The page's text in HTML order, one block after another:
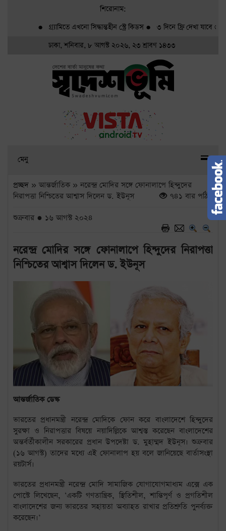
শিরোনাম:
গ্র্যামিতে এখনো সিদ্ধান্তহীন স্ট্রে কিডস●৩ দিনে ফ্রি দেখা যাবে ৬
ঢাকা, শনিবার, ৮ আগস্ট ২০২৬, ২৩ শ্রাবণ ১৪৩৩
মেনু
প্রচ্ছদ » আন্তর্জাতিক » নরেন্দ্র মোদির সঙ্গে ফোনালাপে হিন্দুদের
নিরাপত্তা নিশ্চিতের আশ্বাস দিলেন ড. ইউনূস
৭৪১ বার পঠিত
শুক্রবার ● ১৬ আগস্ট ২০২৪
নরেন্দ্র মোদির সঙ্গে ফোনালাপে হিন্দুদের নিরাপত্তা
নিশ্চিতের আশ্বাস দিলেন ড. ইউনূস
আন্তর্জাতিক ডেস্ক
ভারতের প্রধানমন্ত্রী নরেন্দ্র মোদিকে ফোন করে বাংলাদেশে হিন্দুদের
সুরক্ষা ও নিরাপত্তার বিষয়ে নয়াদিল্লিকে আশ্বস্ত করেছেন বাংলাদেশের
অন্তর্বর্তীকালীন সরকারের প্রধান উপদেষ্টা ড. মুহাম্মদ ইউনূস। শুক্রবার
(১৬ আগস্ট) তাদের মধ্যে এই ফোনালাপ হয় বলে জানিয়েছে বার্তাসংস্থা
রয়টার্স।
ভারতের প্রধানমন্ত্রী নরেন্দ্র মোদি সামাজিক যোগাযোগমাধ্যম এক্সে এক
পোস্টে লিখেছেন, ‘একটি গণতান্ত্রিক, স্থিতিশীল,শান্তিপূর্ণ ও প্রগতিশীল
বাংলাদেশের জন্য ভারতের সহায়তা অব্যাহত রাখার প্রতিশ্রুতি পুনর্ব্যক্ত
করেছেন।’